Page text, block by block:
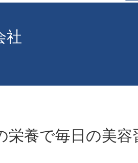
社
栄養で毎⽇の美容